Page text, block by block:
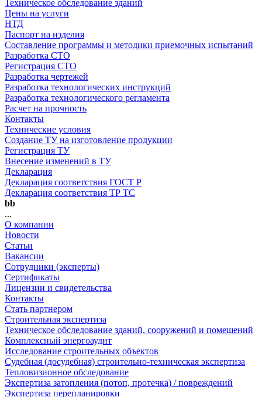
Техническое обследование зданий
Цены на услуги
НТД
Паспорт на изделия
Составление программы и методики приемочных испытаний
Разработка СТО
Регистрация СТО
Разработка чертежей
Разработка технологических инструкций
Разработка технологического регламента
Расчет на прочность
Контакты
Технические условия
Создание ТУ на изготовление продукции
Регистрация ТУ
Внесение изменений в ТУ
Декларация
Декларация соответствия ГОСТ Р
Декларация соответствия ТР ТС
bb
...
О компании
Новости
Статьи
Вакансии
Сотрудники (эксперты)
Сертификаты
Лицензии и свидетельства
Контакты
Стать партнером
Строительная экспертиза
Техническое обследование зданий, сооружений и помещений
Комплексный энергоаудит
Исследование строительных объектов
Судебная (досудебная) строительно-техническая экспертиза
Тепловизионное обследование
Экспертиза затопления (потоп, протечка) / повреждений
Экспертиза перепланировки